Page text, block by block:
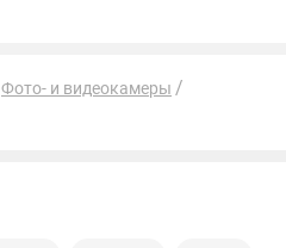
Фото- и видеокамеры